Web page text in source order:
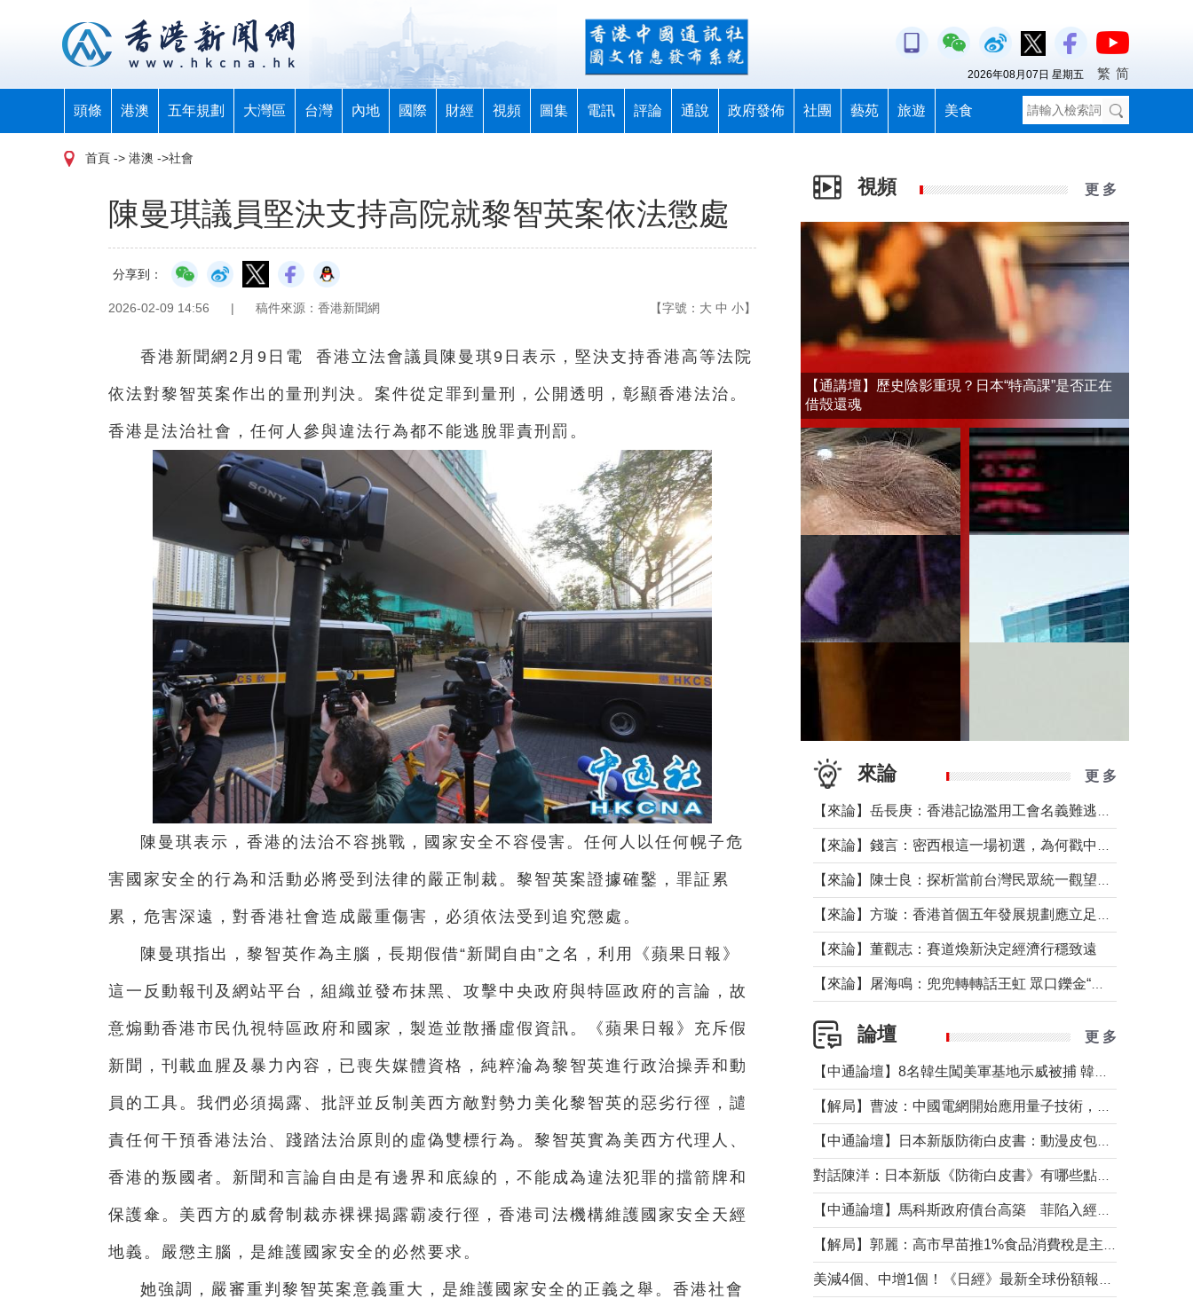
頭條 港澳 五年規劃 大灣區 台灣 內地 國際 財經 視頻 圖集 電訊 評論 通說 政府發佈 社團 藝苑 旅遊 美食
2026年08月07日 星期五 繁 简
首頁 -> 港澳 ->社會
陳曼琪議員堅決支持高院就黎智英案依法懲處
分享到：
2026-02-09 14:56 | 稿件來源：香港新聞網 【字號： 大 中 小】
香港新聞網2月9日電 香港立法會議員陳曼琪9日表示，堅決支持香港高等法院
依法對黎智英案作出的量刑判決。案件從定罪到量刑，公開透明，彰顯香港法治。
香港是法治社會，任何人參與違法行為都不能逃脫罪責刑罰。
陳曼琪表示，香港的法治不容挑戰，國家安全不容侵害。任何人以任何幌子危
害國家安全的行為和活動必將受到法律的嚴正制裁。黎智英案證據確鑿，罪証累
累，危害深遠，對香港社會造成嚴重傷害，必須依法受到追究懲處。
陳曼琪指出，黎智英作為主腦，長期假借“新聞自由”之名，利用《蘋果日報》
這一反動報刊及網站平台，組織並發布抹黑、攻擊中央政府與特區政府的言論，故
意煽動香港市民仇視特區政府和國家，製造並散播虛假資訊。《蘋果日報》充斥假
新聞，刊載血腥及暴力內容，已喪失媒體資格，純粹淪為黎智英進行政治操弄和動
員的工具。我們必須揭露、批評並反制美西方敵對勢力美化黎智英的惡劣行徑，譴
責任何干預香港法治、踐踏法治原則的虛偽雙標行為。黎智英實為美西方代理人、
香港的叛國者。新聞和言論自由是有邊界和底線的，不能成為違法犯罪的擋箭牌和
保護傘。美西方的威脅制裁赤裸裸揭露霸凌行徑，香港司法機構維護國家安全天經
地義。嚴懲主腦，是維護國家安全的必然要求。
她強調，嚴審重判黎智英案意義重大，是維護國家安全的正義之舉。香港社會
視頻 更 多
【通講壇】歷史陰影重現？日本“特高課”是否正在
借殼還魂
來論 更 多
【來論】董觀志：賽道煥新決定經濟行穩致遠
論壇 更 多